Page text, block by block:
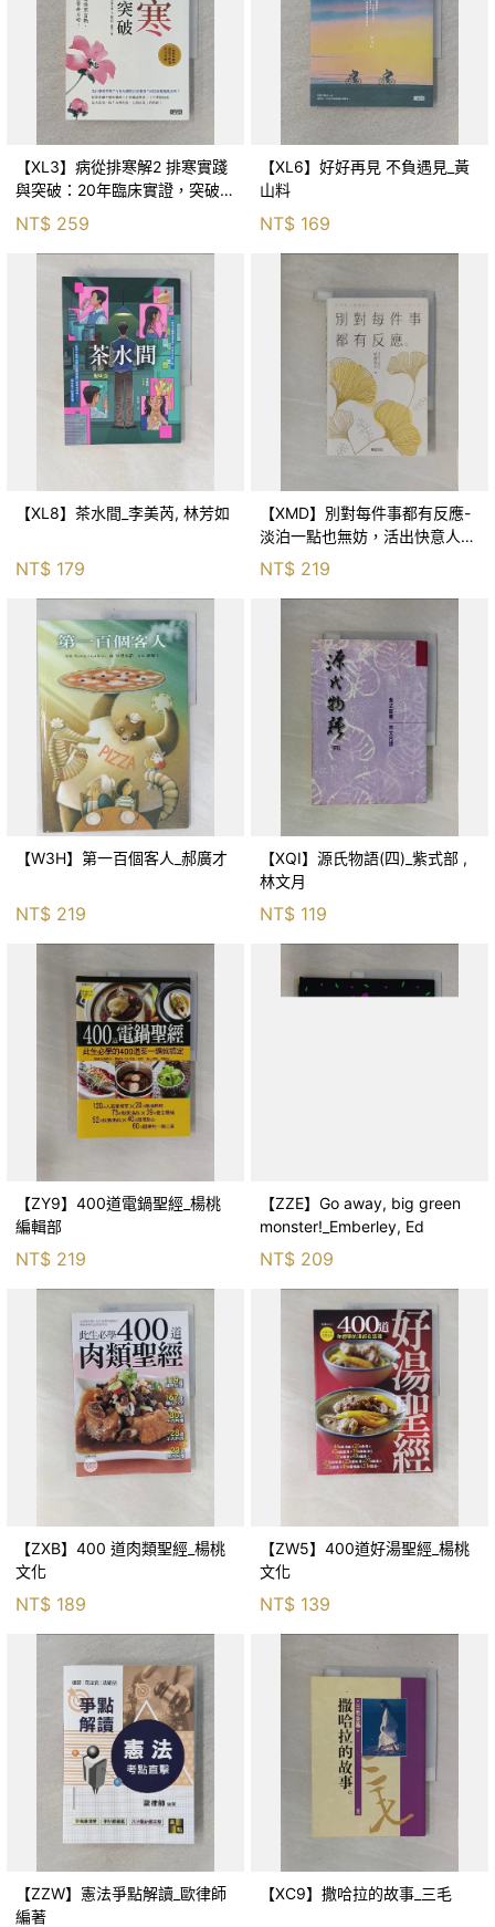
【XL3】病從排寒解2 排寒實踐
與突破：20年臨床實證，突破排
寒盲點，防治疫毒流感的中醫養
命方略！_李璧如
NT$ 259
【XL6】好好再見 不負遇見_黃
山料
NT$ 169
【XL8】茶水間_李美芮, 林芳如
NT$ 179
【XMD】別對每件事都有反應-
淡泊一點也無妨，活出快意人生
的99個禪練習！_枡野俊明, 黃
薇嬪
NT$ 219
【W3H】第一百個客人_郝廣才
NT$ 219
【XQI】源氏物語(四)_紫式部 ,
林文月
NT$ 119
【ZY9】400道電鍋聖經_楊桃
編輯部
NT$ 219
【ZZE】Go away, big green
monster!_Emberley, Ed
NT$ 209
【ZXB】400 道肉類聖經_楊桃
文化
NT$ 189
【ZW5】400道好湯聖經_楊桃
文化
NT$ 139
【ZZW】憲法爭點解讀_歐律師
編著
【XC9】撒哈拉的故事_三毛